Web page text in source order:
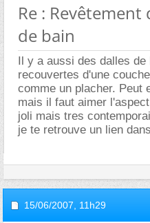
Re :
de bain
Il y a aussi des dalles
recouvertes d'une
comme un placher. Peut
mais il faut aimer
joli mais tres
je te retrouve un lien
15/06/2007, 11h29